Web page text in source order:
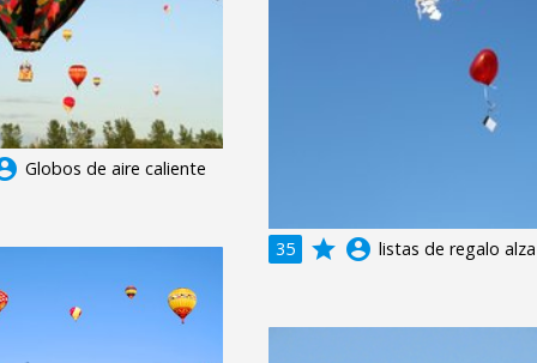
Globos de aire caliente
35
grade account_circle listas de regalo alza